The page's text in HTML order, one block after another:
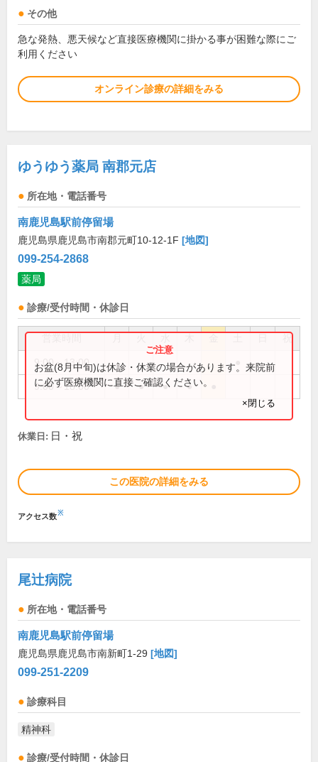
その他
急な発熱、悪天候など直接医療機関に掛かる事が困難な際にご
利用ください
オンライン診療の詳細をみる
ゆうゆう薬局 南郡元店
所在地・電話番号
南鹿児島駅前停留場
鹿児島県鹿児島市南郡元町10-12-1F [地図]
099-254-2868
薬局
診療/受付時間・休診日
祝
9:00～13:00
9:00～18:00 ● ● ● ●
お盆(8月中旬)は休診・休業の場合があります。来院前
に必ず医療機関に直接ご確認ください。
×閉じる
休業日: 日・祝
この医院の詳細をみる
アクセス数※
尾辻病院
所在地・電話番号
南鹿児島駅前停留場
鹿児島県鹿児島市南新町1-29 [地図]
099-251-2209
診療科目
精神科
診療/受付時間・休診日